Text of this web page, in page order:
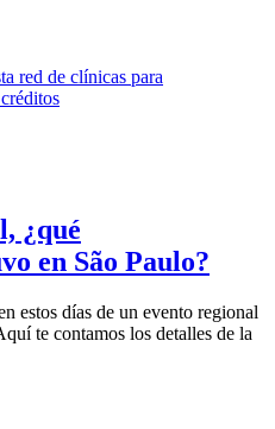
¿qué
en São Paulo?
estos días de un evento regional
te contamos los detalles de la